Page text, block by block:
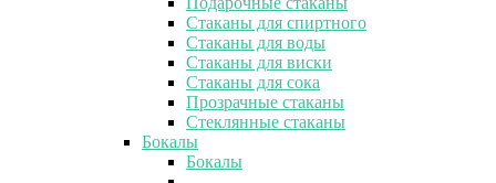
Стаканы для спиртного
Стаканы для воды
Стаканы для виски
Стаканы для сока
Прозрачные стаканы
Стеклянные стаканы
Бокалы
Бокалы